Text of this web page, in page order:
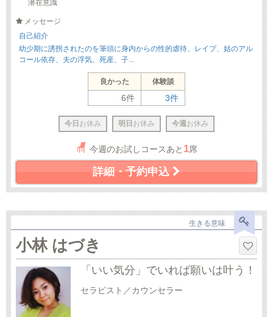
潜在意識
メッセージ
自己紹介
幼少期に誘拐されたのを筆頭に身内からの性的虐待、レイプ、姑のアル
コール依存、夫の浮気、死産、子...
良かった 体験談
6件 3件
今日 お休み 明日 お休み 今週 お休み
今週のお試しコースあと 1席
詳細・予約申込
生きる意味
小林 はづき
「いい気分」でいれば願いは叶う！
セラピスト／カウンセラー